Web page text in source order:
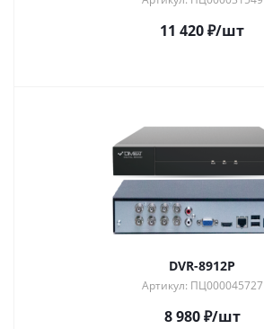
11 420₽/шт
DVR-8912P
Артикул: ПЦ000045727
8 980₽/шт